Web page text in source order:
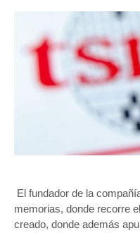
El fundador de la
memorias, donde recorre
creado, donde además